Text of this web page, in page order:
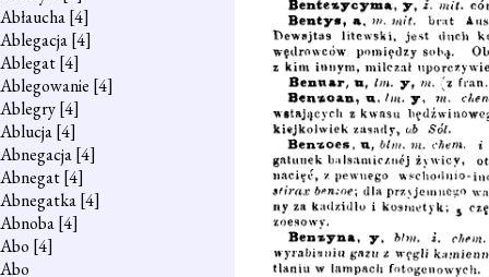
Abłaucha[4]
Ablegacja[4]
Ablegat[4]
Ablegowanie [4]
Ablegry[4]
Ablucja[4]
Abnegacja[4]
Abnegat[4]
Abnegatka[4]
Abnoba[4]
Abo [4]
Abo